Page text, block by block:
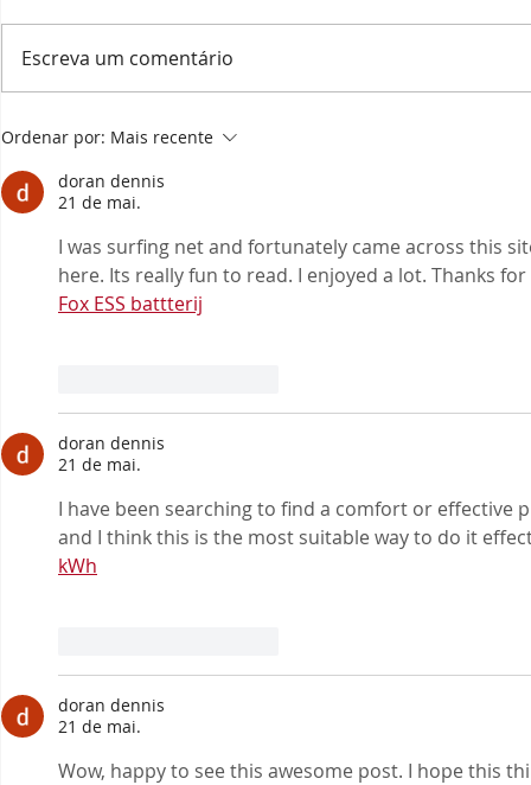
Prefeitura informa: últimos
dias para alistamento
militar 2024
Escreva um comentário
Ordenar por: Mais recente
doran dennis
21 de mai.
I was surfing net and fortunately came across this
here. Its really fun to read. I enjoyed a lot. Thanks
Fox ESS battterij
doran dennis
21 de mai.
I have been searching to find a comfort or
and I think this is the most suitable way to do it
kWh
doran dennis
21 de mai.
Wow, happy to see this awesome post. I hope this